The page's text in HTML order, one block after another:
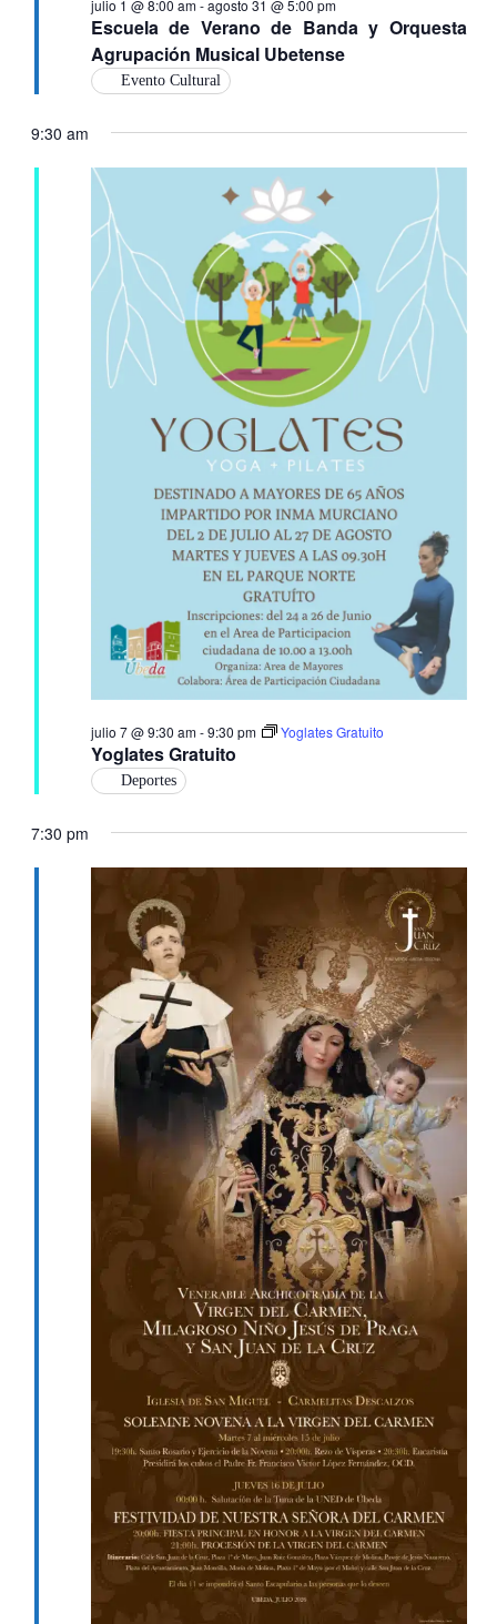
Escuela de Verano de Banda y Orquesta
Agrupación Musical Ubetense
julio 1 @ 8:00 am-agosto 31 @ 5:00 pm
Evento Cultural
9:30 am
Yoglates Gratuito
julio 7 @ 9:30 am-9:30 pm Yoglates Gratuito
Deportes
7:30 pm